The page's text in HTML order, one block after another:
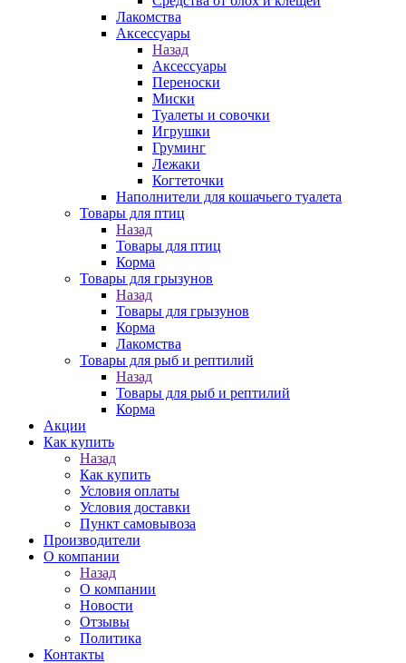
Лакомства
Аксессуары
Назад
Аксессуары
Переноски
Миски
Туалеты и совочки
Игрушки
Груминг
Лежаки
Когтеточки
Наполнители для кошачьего туалета
Товары для птиц
Назад
Товары для птиц
Корма
Товары для грызунов
Назад
Товары для грызунов
Корма
Лакомства
Товары для рыб и рептилий
Назад
Товары для рыб и рептилий
Корма
Акции
Как купить
Назад
Как купить
Условия оплаты
Условия доставки
Пункт самовывоза
Производители
О компании
Назад
О компании
Новости
Отзывы
Политика
Контакты